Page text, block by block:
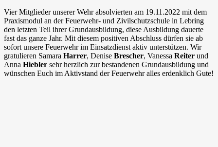
erfolgreich
abgeschlossen
Vier Mitglieder unserer Wehr absolvierten am 19.11.2022 mit dem
Praxismodul an der Feuerwehr- und Zivilschutzschule in Lebring
den letzten Teil ihrer Grundausbildung, diese Ausbildung dauerte
fast das ganze Jahr. Mit diesem positiven Abschluss dürfen sie ab
sofort unsere Feuerwehr im Einsatzdienst aktiv unterstützen. Wir
gratulieren Samara Harrer, Denise Brescher, Vanessa Reiter und
Anna Hiebler sehr herzlich zur bestandenen Grundausbildung und
wünschen Euch im Aktivstand der Feuerwehr alles erdenklich Gute!